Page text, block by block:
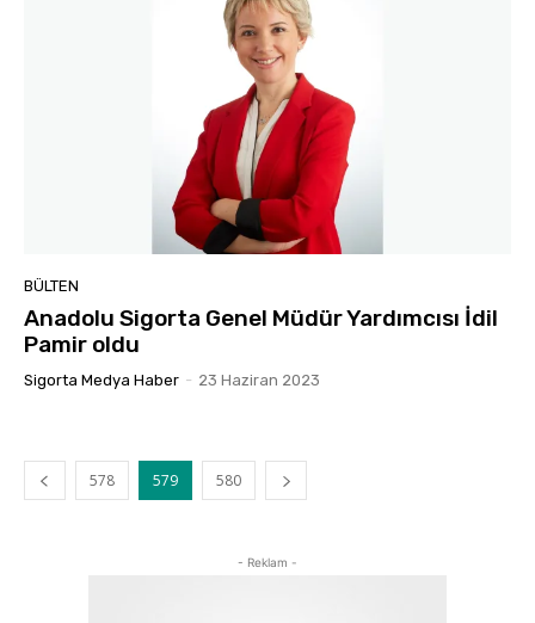
BÜLTEN
Anadolu Sigorta Genel Müdür Yardımcısı İdil
Pamir oldu
Sigorta Medya Haber - 23 Haziran 2023
578 579 580
- Reklam -